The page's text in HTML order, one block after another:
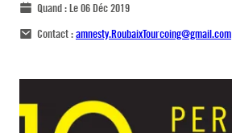
Quand :Le 06 Déc 2019
Contact :amnesty.RoubaixTourcoing@gmail.com